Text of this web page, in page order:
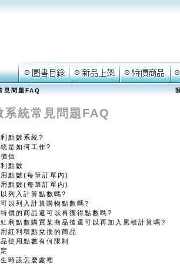
問題FAQ
系統常見問題FAQ
點數系統?
是如何工作?
值
點數
點數(每筆訂單內)
點數(每筆訂單內)
列入計算點數嗎?
以列入計算購物點數嗎?
價的商品還可以再獲得點數嗎?
利點數購買某商品後還可以再加入累積計算嗎?
紅利積點兌換的商品
使用點數有何限制
時該怎麼處裡